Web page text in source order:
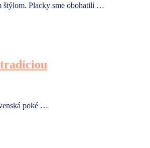
štýlom. Placky sme obohatili …
poké …